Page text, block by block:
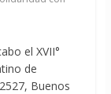
el XVII°
de
Buenos